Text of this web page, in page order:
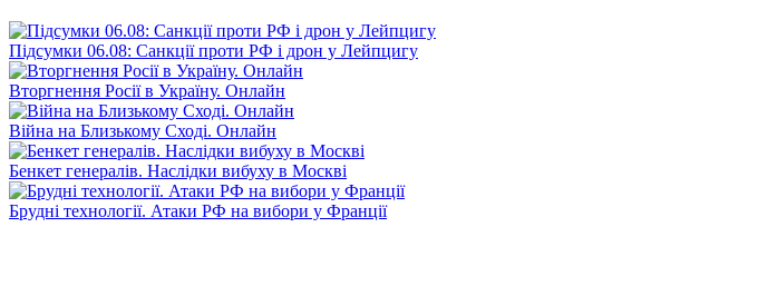
Підсумки 06.08: Санкції проти РФ і дрон у Лейпцигу
Вторгнення Росії в Україну. Онлайн
Війна на Близькому Сході. Онлайн
Бенкет генералів. Наслідки вибуху в Москві
Брудні технології. Атаки РФ на вибори у Франції